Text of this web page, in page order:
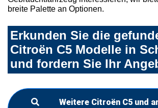
breite Palette an Optionen.
Erkunden Sie die
Citroën C5 Modelle in
und fordern Sie Ihr
Weitere Citroën C5 und